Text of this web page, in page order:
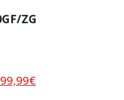
ZG